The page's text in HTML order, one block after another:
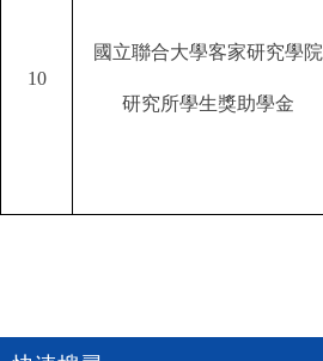
10
國立聯合大學客家研究學院
研究所學生獎助學金